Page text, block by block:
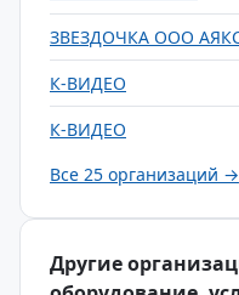
ЗВЕЗДОЧКА ООО
К-ВИДЕО
К-ВИДЕО
Все 25 организаций →
Другие